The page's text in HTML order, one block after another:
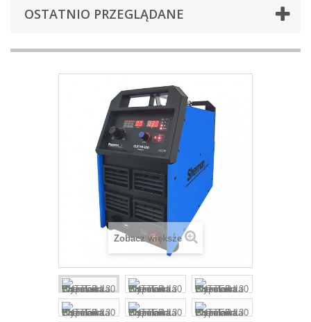
OSTATNIO PRZEGLĄDANE
Zobacz większe